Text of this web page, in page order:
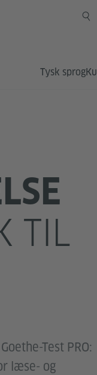
Tysk sprog
TIL
Test PRO:
læse- og